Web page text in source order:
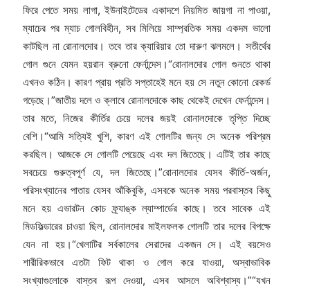
ফিরে পেতে সময় লাগা, ইউনাইটেডের একাদশে নিয়মিত জায়গা না পাওয়া,
ম্যাচের পর ম্যাচ গোলবিহীন, সব মিলিয়ে সাম্প্রতিক সময় একদম ভালো
কাটছিল না রোনালদোর। তবে তার ক্যারিয়ার তো দারুণ ঝলমলে। সতীর্থের
গোল গুনে যেমন হয়রান ব্রুনো ফের্নান্দেস।“রোনালদোর গোল গুনতে থাকা
এখনও কঠিন। কারণ প্রায় প্রতি সপ্তাহেই মনে হয় সে নতুন কোনো রেকর্ড
গড়েছে।”জাতীয় দলে ও ক্লাবে রোনালদোকে কাছ থেকেই দেখেন ফের্নান্দেস।
তার মতে, নিজের কীর্তির চেয়ে দলের জয়ই রোনালদোকে তৃপ্তি দিচ্ছে
বেশি।“আমি সত্যিই খুশি, কারণ এই গোলটির জন্য সে অনেক পরিশ্রম
করছিল। আজকে সে গোলটি পেয়েছে এবং দল জিতেছে। এটিই তার কাছে
সবচেয়ে গুরুত্বপূর্ণ যে, দল জিতেছে।”রোনালদোর যেসব কীর্তি-অর্জন,
পরিসংখ্যানের পাতায় যেসব আঁকিবুকি, এসবকে অনেক সময় পরবাস্তব কিছু
মনে হয় এভারটন কোচ ফ্র্যাঙ্ক ল্যাম্পার্ডের কাছে। তবে সাবেক এই
মিডফিল্ডারের চাওয়া ছিল, রোনালদোর মাইলফলক গোলটি তার দলের বিপক্ষে
যেন না হয়।“খেলাটির সর্বকালের সেরাদের একজন সে। এই বয়সেও
শারীরিকভাবে এতটা ফিট থাকা ও গোল করে যাওয়া, অস্বাভাবিক
সংখ্যাগুলোকে বাস্তব রূপ দেওয়া, এসব আসলে অবিশ্বাস্য।”“যখন